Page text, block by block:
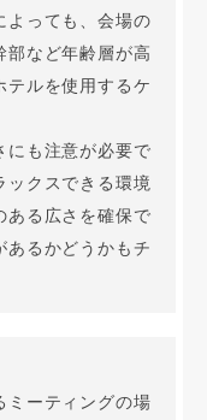
よっても、会場の
部など年齢層が高
テルを使用するケ
にも注意が必要で
ックスできる環境
ある広さを確保で
あるかどうかもチ
ミーティングの場